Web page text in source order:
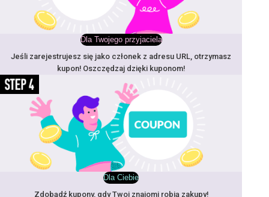
Dla Twojego przyjaciela
Jeśli zarejestrujesz się jako członek z adresu URL, otrzymasz
kupon! Oszczędzaj dzięki kuponom!
Dla Ciebie
Zdobądź kupony, gdy Twoi znajomi robią zakupy!